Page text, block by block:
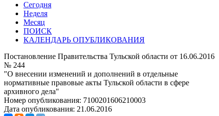
Сегодня
Неделя
Месяц
ПОИСК
КАЛЕНДАРЬ ОПУБЛИКОВАНИЯ
Постановление Правительства Тульской области от 16.06.2016
№ 244
"О внесении изменений и дополнений в отдельные
нормативные правовые акты Тульской области в сфере
архивного дела"
Номер опубликования: 7100201606210003
Дата опубликования: 21.06.2016